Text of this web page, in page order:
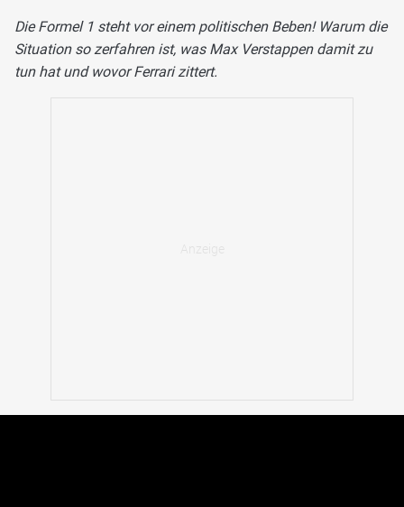
Die Formel 1 steht vor einem politischen Beben! Warum die
Situation so zerfahren ist, was Max Verstappen damit zu
tun hat und wovor Ferrari zittert.